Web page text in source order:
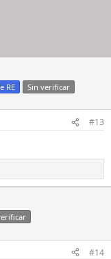
RE Sin verificar
#13
#14